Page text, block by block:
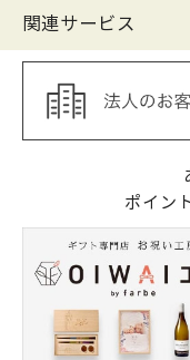
関連サービス
ポイン